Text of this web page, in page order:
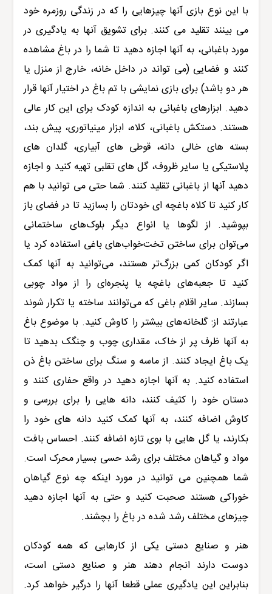
با این نوع بازی آنها چیزهایی را که در زندگی روزمره خود
می بینند تقلید می کنند. برای تشویق آنها به یادگیری در
مورد باغبانی، به آنها اجازه دهید تا شما را در باغ مشاهده
کنند و فضایی (می تواند در داخل خانه، خارج از منزل یا
هر دو باشد) برای بازی نمایشی با تم باغ در اختیار آنها قرار
دهید. ابزارهای باغبانی به اندازه کودک برای این کار عالی
هستند. دستکش باغبانی، کلاه، ابزار مینیاتوری، پیش بند،
بسته های خالی دانه، قوطی های آبیاری، گلدان های
پلاستیکی یا سایر ظروف، گل های تقلبی تهیه کنید و اجازه
دهید آنها از باغبانی تقلید کنند. شما حتی می توانید با هم
کار کنید تا کلاه باغچه ای خودتان را بسازید تا در فضای باز
بپوشید. از لگوها یا انواع دیگر بلوک‌های ساختمانی
می‌توان برای ساختن تخت‌خواب‌های باغی استفاده کرد یا
اگر کودکان کمی بزرگ‌تر هستند، می‌توانید به آنها کمک
کنید تا جعبه‌های باغچه یا پنجره‌ای را از مواد چوبی
بسازند. سایر اقلام باغی که می‌توانند ساخته یا تکرار شوند
عبارتند از: گلخانه‌های بیشتر را کاوش کنید. با موضوع باغ
به آنها ظرف پر از خاک، مقداری چوب و چنگک بدهید تا
یک باغ ایجاد کنند. از ماسه و سنگ برای ساختن باغ ذن
استفاده کنید. به آنها اجازه دهید در واقع حفاری کنند و
دستان خود را کثیف کنند، دانه هایی را برای بررسی و
کاوش اضافه کنند، به آنها کمک کنید دانه های خود را
بکارند، یا گل هایی با بوی تازه اضافه کنند. احساس بافت
مواد و گیاهان مختلف برای رشد حسی بسیار محرک است.
شما همچنین می توانید در مورد اینکه چه نوع گیاهان
خوراکی هستند صحبت کنید و حتی به آنها اجازه دهید
چیزهای مختلف رشد شده در باغ را بچشند.
هنر و صنایع دستی یکی از کارهایی که همه کودکان
دوست دارند انجام دهند هنر و صنایع دستی است،
بنابراین این یادگیری عملی قطعا آنها را درگیر خواهد کرد.